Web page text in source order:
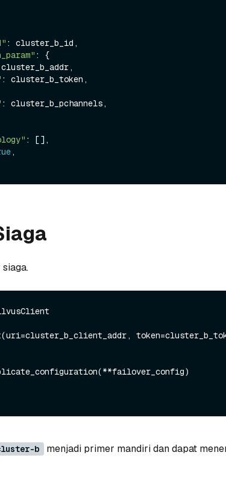
: cluster_b_id,
: {
: cluster_b_token,
: cluster_b_pchannels,
: [],
,
b
menjadi primer mandiri dan dapat